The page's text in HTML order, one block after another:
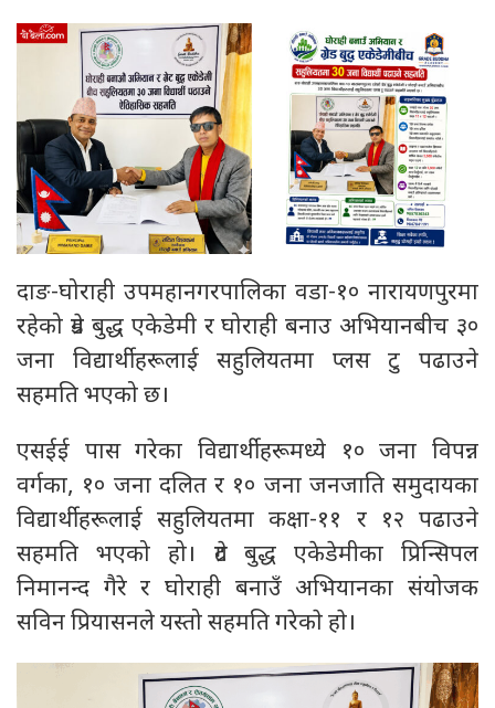
दाङ-घोराही उपमहानगरपालिका वडा-१० नारायणपुरमा
रहेको ग्रेड बुद्ध एकेडेमी र घोराही बनाउ अभियानबीच ३०
जना विद्यार्थीहरूलाई सहुलियतमा प्लस टु पढाउने
सहमति भएको छ।
एसईई पास गरेका विद्यार्थीहरूमध्ये १० जना विपन्न
वर्गका, १० जना दलित र १० जना जनजाति समुदायका
विद्यार्थीहरूलाई सहुलियतमा कक्षा-११ र १२ पढाउने
सहमति भएको हो। ग्रेट बुद्ध एकेडेमीका प्रिन्सिपल
निमानन्द गैरे र घोराही बनाउँ अभियानका संयोजक
सविन प्रियासनले यस्तो सहमति गरेकाे हाे।